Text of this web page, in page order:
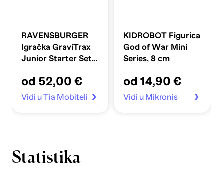
RAVENSBURGER
Igračka GraviTrax
Junior Starter Set L
od 52,00 €
Vidi u Tia Mobiteli
KIDROBOT Figurica
God of War Mini
Series, 8 cm
od 14,90 €
Vidi u Mikronis
Statistika